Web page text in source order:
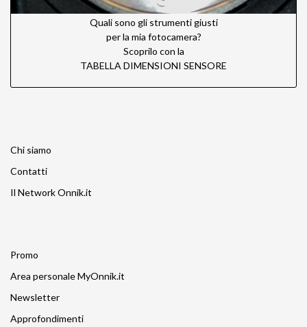
Quali sono gli strumenti giusti
per la mia fotocamera?
Scoprilo con la
TABELLA DIMENSIONI SENSORE
Chi siamo
Contatti
Il Network Onnik.it
Promo
Area personale MyOnnik.it
Newsletter
Approfondimenti